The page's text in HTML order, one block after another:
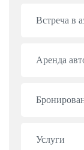
Встреча в
Аренда
Услуги